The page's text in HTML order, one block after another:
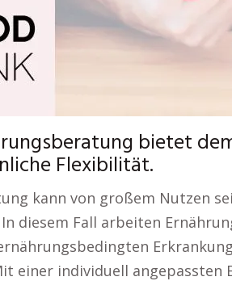
bietet
Flexibilität.
kann von großem Nutzen
diesem Fall arbeiten
einer individuell angepassten